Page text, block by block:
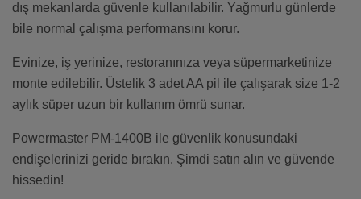
dış mekanlarda güvenle kullanılabilir. Yağmurlu günlerde
bile normal çalışma performansını korur.
Evinize, iş yerinize, restoranınıza veya süpermarketinize
monte edilebilir. Üstelik 3 adet AA pil ile çalışarak size 1-2
aylık süper uzun bir kullanım ömrü sunar.
Powermaster PM-1400B ile güvenlik konusundaki
endişelerinizi geride bırakın. Şimdi satın alın ve güvende
hissedin!